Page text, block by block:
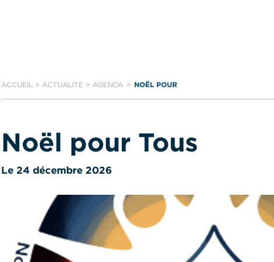
ACCUEIL > ACTUALITE > AGENDA
NOËL POUR
Noël pour Tous
Le 24 décembre 2026